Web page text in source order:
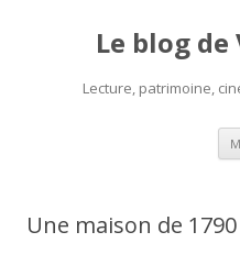
Le blog
Lecture, patrimoine,
Une maison de